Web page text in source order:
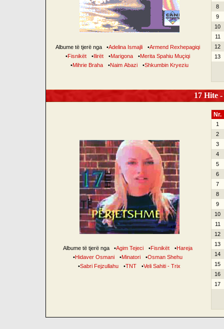
Albume të tjerë nga •Adelina Ismajli •Armend Rexhepagiqi
•Fisnikët •Ilirët •Marigona •Merita Spahiu Muçiqi
•Mihrie Braha •Naim Abazi •Shkumbin Kryeziu
8
9
10
11
12
13
17 Hite
Albume të tjerë nga •Agim Tejeci •Fisnikët •Hareja
•Hidaver Osmani •Minatori •Osman Shehu
•Sabri Fejzullahu •TNT •Veli Sahiti - Trix
Nr.
1
2
3
4
5
6
7
8
9
10
11
12
13
14
15
16
17